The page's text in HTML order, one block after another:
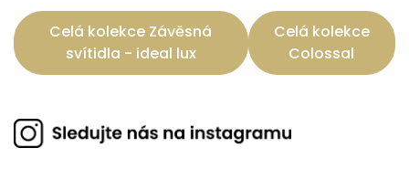
Celá kolekce Závěsná
svítidla - ideal lux
Celá kolekce
Colossal